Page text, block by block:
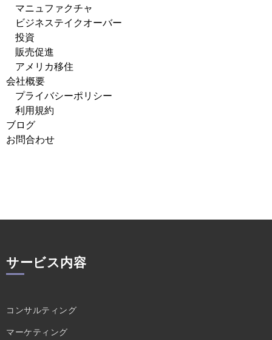
マニュファクチャ
ビジネステイクオーバー
投資
販売促進
アメリカ移住
会社概要
プライバシーポリシー
利用規約
ブログ
お問合わせ
サービス内容
コンサルティング
マーケティング